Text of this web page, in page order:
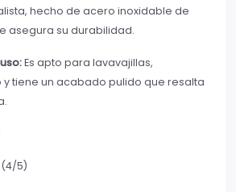
hecho de acero inoxidable de
asegura su durabilidad.
Es apto para lavavajillas,
y tiene un acabado pulido que resalta
(4/5)